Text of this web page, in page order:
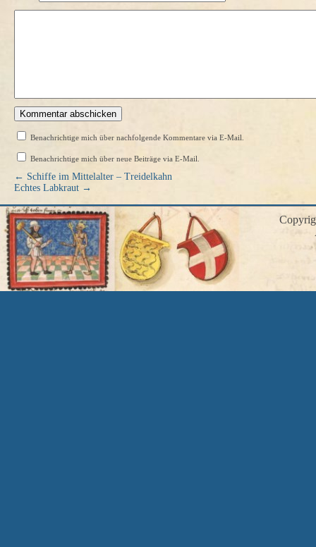
Benachrichtige mich über nachfolgende Kommentare via E-Mail.
Benachrichtige mich über neue Beiträge via E-Mail.
← Schiffe im Mittelalter – Treidelkahn
Echtes Labkraut →